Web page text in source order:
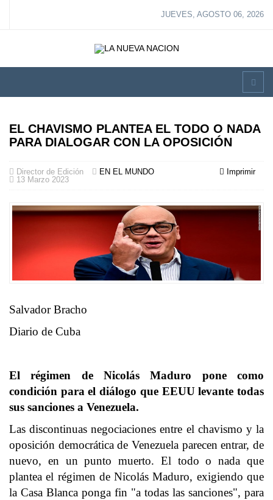
JUEVES, AGOSTO 06, 2026
EL CHAVISMO PLANTEA EL TODO O NADA
PARA DIALOGAR CON LA OPOSICIÓN
Imprimir
Director de Edición
EN EL MUNDO
13 Marzo 2023
Salvador Bracho
Diario de Cuba
El régimen de Nicolás Maduro pone como
condición para el diálogo que EEUU levante todas
sus sanciones a Venezuela.
Las discontinuas negociaciones entre el chavismo y la
oposición democrática de Venezuela parecen entrar, de
nuevo, en un punto muerto. El todo o nada que
plantea el régimen de Nicolás Maduro, exigiendo que
la Casa Blanca ponga fin "a todas las sanciones", para